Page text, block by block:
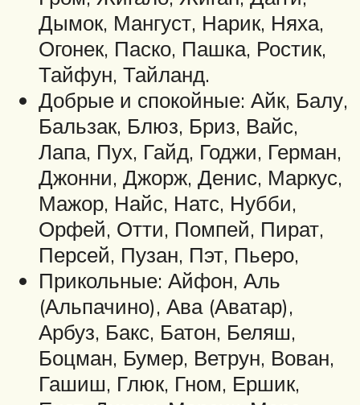
Дымок, Мангуст, Нарик, Няха,
Огонек, Паско, Пашка, Ростик,
Тайфун, Тайланд.
Добрые и спокойные: Айк, Балу,
Бальзак, Блюз, Бриз, Вайс,
Лапа, Пух, Гайд, Годжи, Герман,
Джонни, Джорж, Денис, Маркус,
Мажор, Найс, Натс, Нубби,
Орфей, Отти, Помпей, Пират,
Персей, Пузан, Пэт, Пьеро,
Прикольные: Айфон, Аль
(Альпачино), Ава (Аватар),
Арбуз, Бакс, Батон, Беляш,
Боцман, Бумер, Ветрун, Вован,
Гашиш, Глюк, Гном, Ершик,